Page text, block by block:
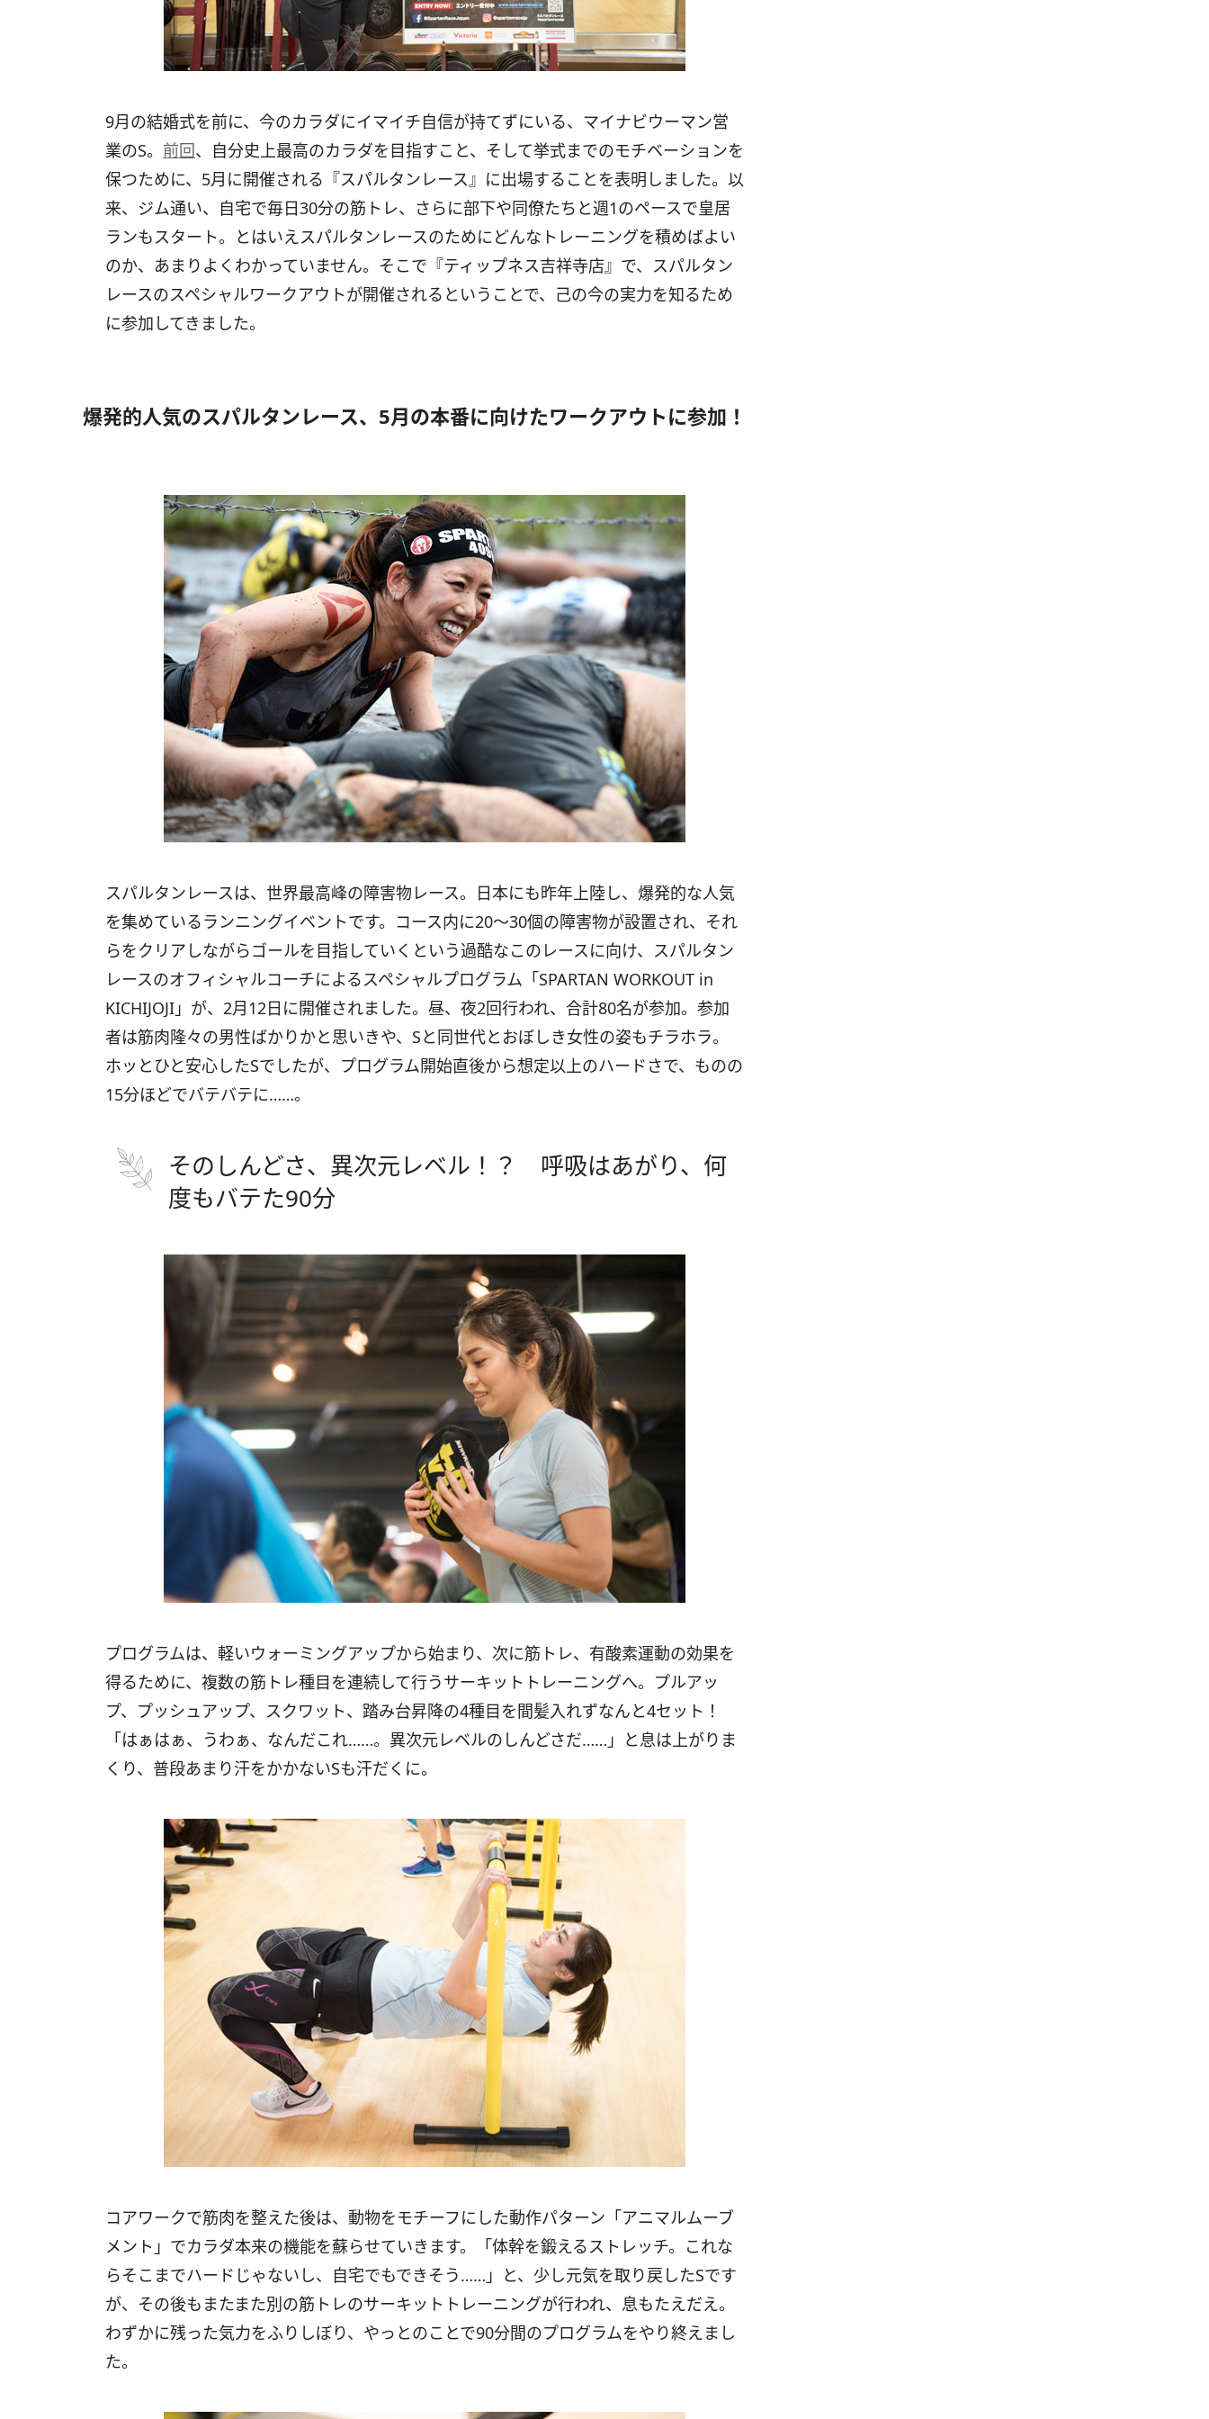
9月の結婚式を前に、今のカラダにイマイチ自信が持てずにいる、マイナビウーマン営
業のS。 前回、自分史上最高のカラダを目指すこと、そして挙式までのモチベーションを
保つために、5月に開催される『スパルタンレース』に出場することを表明しました。以
来、ジム通い、自宅で毎日30分の筋トレ、さらに部下や同僚たちと週1のペースで皇居
ランもスタート。とはいえスパルタンレースのためにどんなトレーニングを積めばよい
のか、あまりよくわかっていません。そこで『ティップネス吉祥寺店』で、スパルタン
レースのスペシャルワークアウトが開催されるということで、己の今の実力を知るため
に参加してきました。
爆発的人気のスパルタンレース、5月の本番に向けたワークアウトに参加！
スパルタンレースは、世界最高峰の障害物レース。日本にも昨年上陸し、爆発的な人気
を集めているランニングイベントです。コース内に20～30個の障害物が設置され、それ
らをクリアしながらゴールを目指していくという過酷なこのレースに向け、スパルタン
レースのオフィシャルコーチによるスペシャルプログラム「SPARTAN WORKOUT in
KICHIJOJI」が、2月12日に開催されました。昼、夜2回行われ、合計80名が参加。参加
者は筋肉隆々の男性ばかりかと思いきや、Sと同世代とおぼしき女性の姿もチラホラ。
ホッとひと安心したSでしたが、プログラム開始直後から想定以上のハードさで、ものの
15分ほどでバテバテに……。
そのしんどさ、異次元レベル！？ 呼吸はあがり、何
度もバテた90分
プログラムは、軽いウォーミングアップから始まり、次に筋トレ、有酸素運動の効果を
得るために、複数の筋トレ種目を連続して行うサーキットトレーニングへ。プルアッ
プ、プッシュアップ、スクワット、踏み台昇降の4種目を間髪入れずなんと4セット！
「はぁはぁ、うわぁ、なんだこれ……。異次元レベルのしんどさだ……」と息は上がりま
くり、普段あまり汗をかかないSも汗だくに。
コアワークで筋肉を整えた後は、動物をモチーフにした動作パターン「アニマルムーブ
メント」でカラダ本来の機能を蘇らせていきます。「体幹を鍛えるストレッチ。これな
らそこまでハードじゃないし、自宅でもできそう……」と、少し元気を取り戻したSです
が、その後もまたまた別の筋トレのサーキットトレーニングが行われ、息もたえだえ。
わずかに残った気力をふりしぼり、やっとのことで90分間のプログラムをやり終えまし
た。